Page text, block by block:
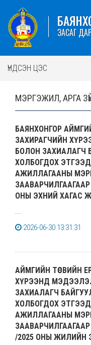
ЗАСАГ
ҮНДСЭН ЦЭС
МЭРГЭЖИЛ, АРГА
БАЯНХОНГОР
ЗАХИРАГЧИЙН
БОЛОН ЗАХИАЛАГЧ
ХОЛБОГДОХ
АЖИЛЛАГААНЫ
ОНЫ ЭХНИЙ ХАГАС
...
2026-06-30 13:31:31
АЙМГИЙН ТӨСВИЙН
ХҮРЭЭНД
ЗАХИАЛАГЧ
ХОЛБОГДОХ
АЖИЛЛАГААНЫ
/2025 ОНЫ ЖИЛИЙН